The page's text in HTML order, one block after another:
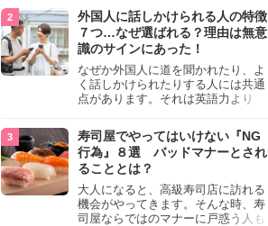
わいが異なり、いろいろと楽しめる
料理ですが、鶏肉は加熱した後でも
うっすらピンク色の部分が大丈夫な
のと気になるときがあります。この
記事では生焼けか火が通っているの
かを確認する方法や、鶏肉を調理す
るときの注意点を紹介しますので、
参考にしてみてくださいね。
外国人に話しかけられる人の特徴
７つ…なぜ選ばれる？理由は無意
識のサインにあった！
なぜか外国人に道を聞かれたり、よ
く話しかけられたりする人には共通
点があります。それは英語力より
けても大丈夫」というサインが関係
しています。よく選ばれる人の特徴
や、英語が苦手でも焦らない対処
法、自分を守るための注意点を詳し
く解説します。
寿司屋でやってはいけない『NG
行為』８選 バッドマナーとされ
ることとは？
大人になると、高級寿司店に訪れる
機会がやってきます。そんな時、寿
司屋ならではのマナーに戸惑う人も